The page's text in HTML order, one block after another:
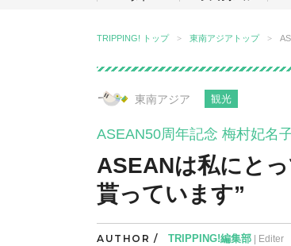
TRIPPING! トップ 東南アジアトップ
東南アジア 観光
ASEAN50周年記念 梅村妃名
ASEANは私にと
貰っています”
AUTHOR / TRIPPING!編集部 | Editer